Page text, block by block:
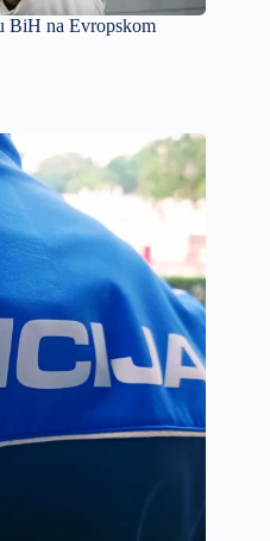
BiH na Evropskom